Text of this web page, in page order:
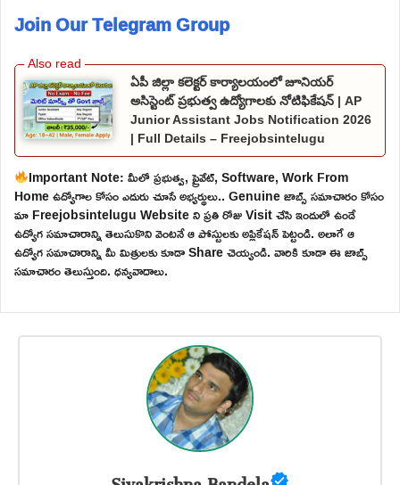
Join Our Telegram Group
ఏపీ జిల్లా కలెక్టర్ కార్యాలయంలో జూనియర్
అసిస్టెంట్ ప్రభుత్వ ఉద్యోగాలకు నోటిఫికేషన్ | AP
Junior Assistant Jobs Notification 2026
| Full Details – Freejobsintelugu
Important Note: మీలో ప్రభుత్వ, ప్రైవేట్, Software, Work From
Home ఉద్యోగాల కోసం ఎదురు చూసే అభ్యర్థులు.. Genuine జాబ్స్ సమాచారం కోసం
మా Freejobsintelugu Website ని ప్రతి రోజు Visit చేసి ఇందులో ఉండే
ఉద్యోగ సమాచారాన్ని తెలుసుకొని వెంటనే ఆ పోస్టులకు అప్లికేషన్ పెట్టండి. అలాగే ఆ
ఉద్యోగ సమాచారాన్ని మీ మిత్రులకు కూడా Share చెయ్యండి. వారికి కూడా ఈ జాబ్స్
సమాచారం తెలుస్తుంది. ధన్యవాదాలు.